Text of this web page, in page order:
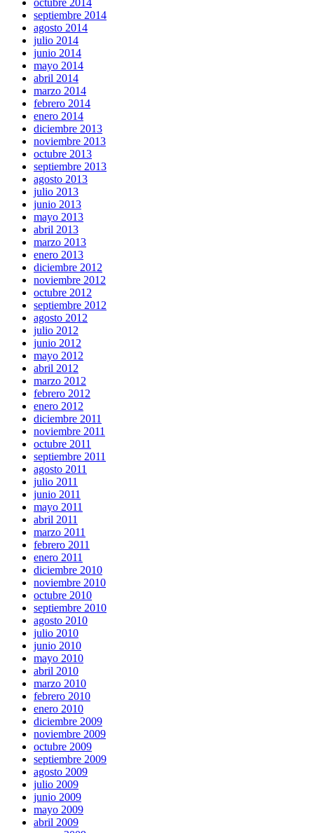
octubre 2014
septiembre 2014
agosto 2014
julio 2014
junio 2014
mayo 2014
abril 2014
marzo 2014
febrero 2014
enero 2014
diciembre 2013
noviembre 2013
octubre 2013
septiembre 2013
agosto 2013
julio 2013
junio 2013
mayo 2013
abril 2013
marzo 2013
enero 2013
diciembre 2012
noviembre 2012
octubre 2012
septiembre 2012
agosto 2012
julio 2012
junio 2012
mayo 2012
abril 2012
marzo 2012
febrero 2012
enero 2012
diciembre 2011
noviembre 2011
octubre 2011
septiembre 2011
agosto 2011
julio 2011
junio 2011
mayo 2011
abril 2011
marzo 2011
febrero 2011
enero 2011
diciembre 2010
noviembre 2010
octubre 2010
septiembre 2010
agosto 2010
julio 2010
junio 2010
mayo 2010
abril 2010
marzo 2010
febrero 2010
enero 2010
diciembre 2009
noviembre 2009
octubre 2009
septiembre 2009
agosto 2009
julio 2009
junio 2009
mayo 2009
abril 2009